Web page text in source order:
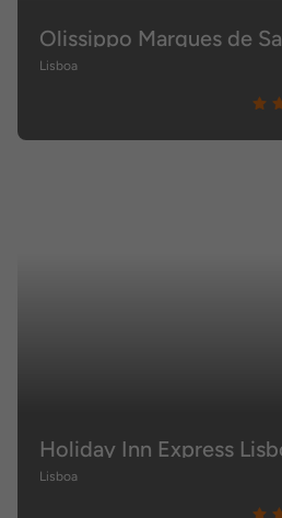
Olissippo Marques de Sa
Lisboa
Lisboa